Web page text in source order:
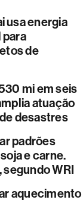
usa energia
de
mi em seis
atuação
desastres
padrões
e carne.
segundo WRI
aquecimento